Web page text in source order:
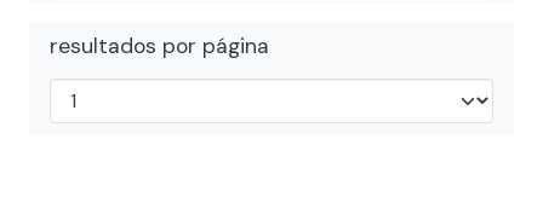
resultados por página